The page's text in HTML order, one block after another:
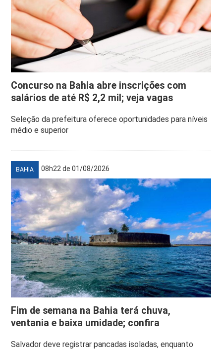
Concurso na Bahia abre inscrições com
salários de até R$ 2,2 mil; veja vagas
Seleção da prefeitura oferece oportunidades para níveis
médio e superior
BAHIA 08h22 de 01/08/2026
Fim de semana na Bahia terá chuva,
ventania e baixa umidade; confira
Salvador deve registrar pancadas isoladas, enquanto